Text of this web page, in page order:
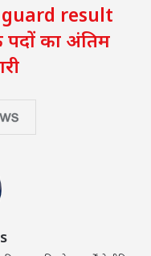
guard result
का अंतिम